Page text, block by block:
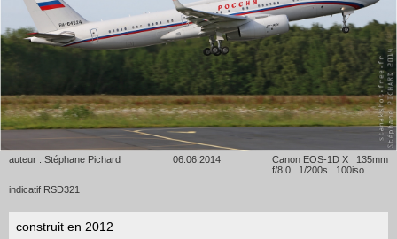
auteur : Stéphane Pichard 06.06.2014
Canon EOS-1D X 135mm
f/8.0 1/200s 100iso
indicatif RSD321
construit en 2012